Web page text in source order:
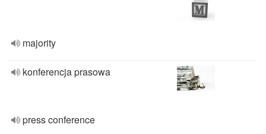
majority
konferencja prasowa
press conference